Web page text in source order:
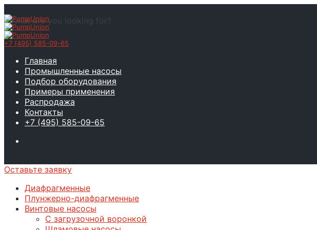
+7 (495) 585-09-65
Главная
Промышленные насосы
Подбор оборудования
Примеры применения
Распродажа
Контакты
+7 (495) 585-09-65
Оставьте заявку
Диафрагменные
Плунжерно-диафрагменные
Винтовые насосы
С загрузочной воронкой
What are you looking for?